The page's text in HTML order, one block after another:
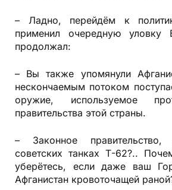
– Ладно, перейдём к
применил очередную
продолжал:
– Вы также упомянули
нескончаемым потоком
оружие, используемое
правительства этой страны.
– Законное
советских танках Т-62?..
уберётесь, если даже ваш
Афганистан кровоточащей